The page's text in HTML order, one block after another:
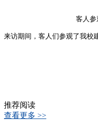
客人参
来访期间，客人们参观了我
推荐阅读
查看更多 >>